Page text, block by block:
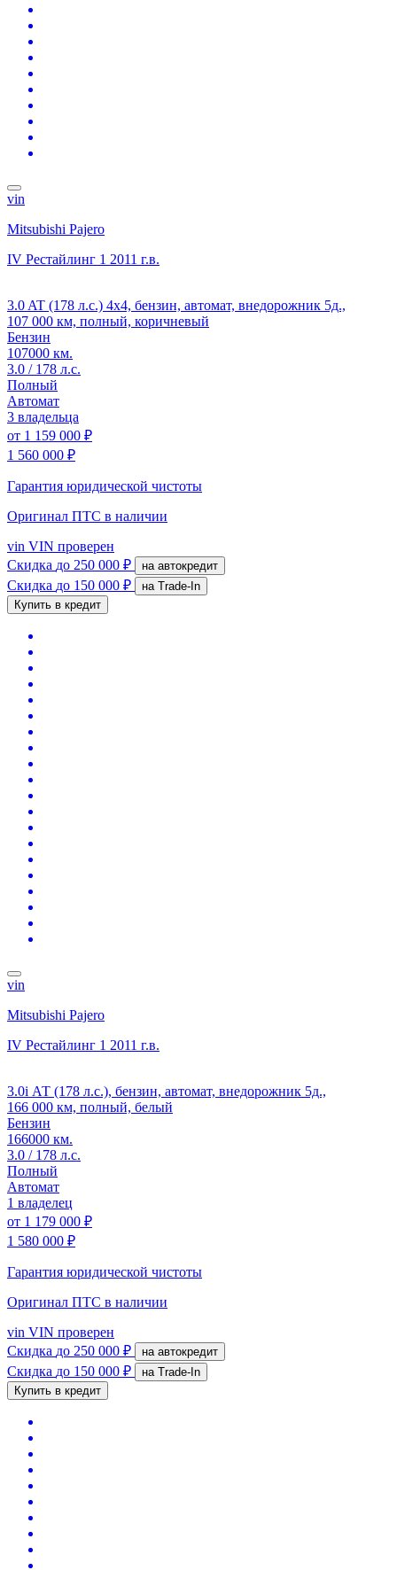
vin
Mitsubishi Pajero
IV Рестайлинг 1 2011 г.в.
3.0 AT (178 л.с.) 4x4, бензин, автомат, внедорожник 5д.,
107 000 км, полный, коричневый
Бензин
107000 км.
3.0 / 178 л.с.
Полный
Автомат
3 владельца
от 1 159 000 ₽
1 560 000 ₽
Гарантия юридической чистоты
Оригинал ПТС в наличии
vin VIN проверен
Скидка до 250 000 ₽ на автокредит
Скидка до 150 000 ₽
на Trade-In
Купить в кредит
vin
Mitsubishi Pajero
IV Рестайлинг 1 2011 г.в.
3.0i АТ (178 л.с.), бензин, автомат, внедорожник 5д.,
166 000 км, полный, белый
Бензин
166000 км.
3.0 / 178 л.с.
Полный
Автомат
1 владелец
от 1 179 000 ₽
1 580 000 ₽
Гарантия юридической чистоты
Оригинал ПТС в наличии
vin VIN проверен
Скидка до 250 000 ₽ на автокредит
Скидка до 150 000 ₽
на Trade-In
Купить в кредит